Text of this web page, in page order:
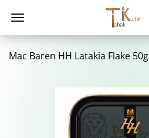
Mac Baren HH La­ta­kia Flake 50g